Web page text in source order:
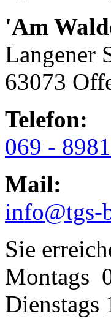
'Am
Langener
63073
Telefon:
069 -
Mail:
info@tgs-
Sie
Montags
Dienstags